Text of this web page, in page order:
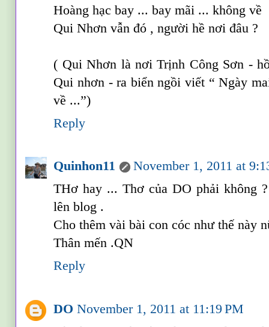
Hoàng hạc bay ... bay mãi ... không về
Qui Nhơn vẫn đó , người hề nơi đâu ?
( Qui Nhơn là nơi Trịnh Công Sơn -
Qui nhơn - ra biển ngồi viết “ Ngày
về ...”)
Reply
Quinhon11
November 1, 2011 at
THơ hay ... Thơ của DO phải không
lên blog .
Cho thêm vài bài con cóc như thế này
Thân mến .QN
Reply
DO November 1, 2011 at 11:19 PM